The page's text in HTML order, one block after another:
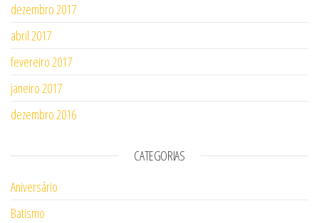
dezembro 2017
abril 2017
fevereiro 2017
janeiro 2017
dezembro 2016
CATEGORIAS
Aniversário
Batismo